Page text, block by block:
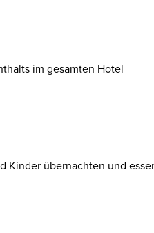
im gesamten Hotel
Kinder übernachten und